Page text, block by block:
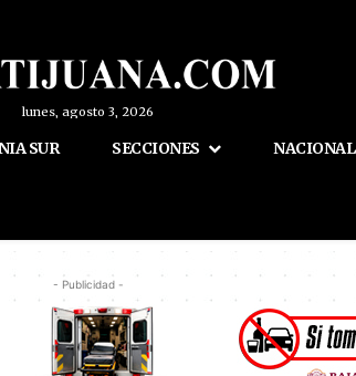
lunes, agosto 3, 2026
SUR SECCIONES NACIONAL
- Publicidad -